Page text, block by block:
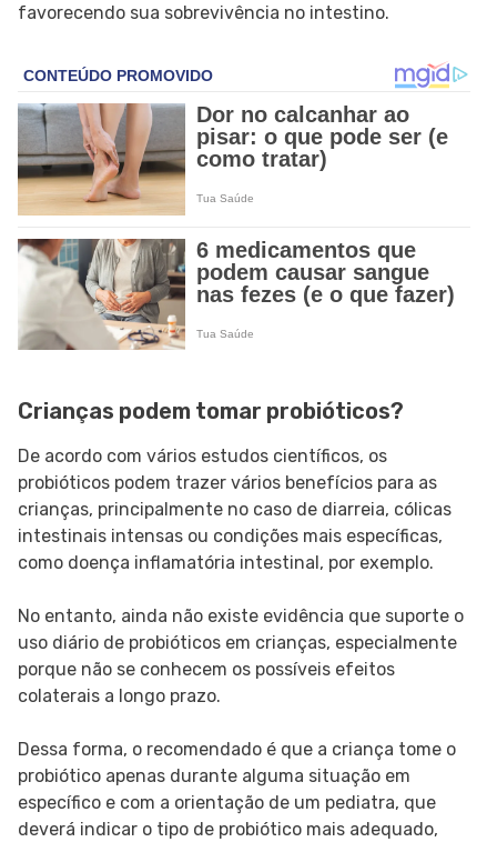
favorecendo sua sobrevivência no intestino.
Crianças podem tomar probióticos?
De acordo com vários estudos científicos, os
probióticos podem trazer vários benefícios para as
crianças, principalmente no caso de diarreia, cólicas
intestinais intensas ou condições mais específicas,
como doença inflamatória intestinal, por exemplo.
No entanto, ainda não existe evidência que suporte o
uso diário de probióticos em crianças, especialmente
porque não se conhecem os possíveis efeitos
colaterais a longo prazo.
Dessa forma, o recomendado é que a criança tome o
probiótico apenas durante alguma situação em
específico e com a orientação de um pediatra, que
deverá indicar o tipo de probiótico mais adequado,